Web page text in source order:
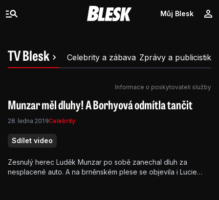
Můj Blesk
TV Blesk Celebrity a zábava Zprávy a publicistika
Informace o poskytovateli služby
Munzar měl dluhy! A Borhyová odmítla tančit
28. ledna 2019Celebrity
Sdílet video
Zesnulý herec Luděk Munzar po sobě zanechal dluh za
nesplacené auto. A na brněnském plese se objevila i Lucie